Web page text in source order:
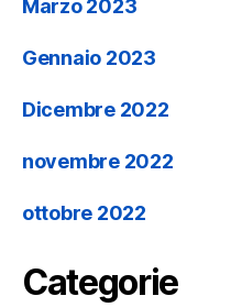
Marzo 2023
Gennaio 2023
Dicembre 2022
novembre 2022
ottobre 2022
Categorie